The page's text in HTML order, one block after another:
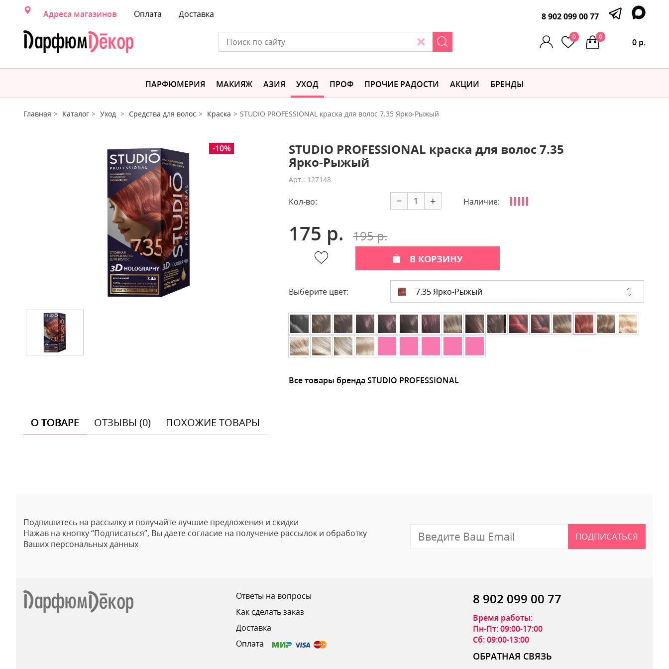
Адреса магазинов Оплата Доставка 8 902 099 00 77
0
0 р.
0
ПАРФЮМЕРИЯ МАКИЯЖ АЗИЯ УХОД ПРОФ ПРОЧИЕ РАДОСТИ АКЦИИ БРЕНДЫ
Главная Каталог Уход Средства для волос Краска STUDIO PROFESSIONAL краска для волос 7.35 Ярко-Рыжый
-10% STUDIO PROFESSIONAL краска для волос 7.35
Ярко-Рыжый
Арт.: 127148
Кол-во: − + Наличие:
175 р. 195 р.
В КОРЗИНУ
Выберите цвет: 7.35 Ярко-Рыжый
Все товары бренда STUDIO PROFESSIONAL
О ТОВАРЕ ОТЗЫВЫ (0) ПОХОЖИЕ ТОВАРЫ
Подпишитесь на рассылку и получайте лучшие предложения и скидки
Нажав на кнопку “Подписаться”, Вы даете согласие на получение рассылок и обработку
Ваших персональных данных
ПОДПИСАТЬСЯ
Ответы на вопросы
Как сделать заказ
Доставка
Оплата
8 902 099 00 77
Время работы:
Пн-Пт: 09:00-17:00
Сб: 09:00-13:00
ОБРАТНАЯ СВЯЗЬ